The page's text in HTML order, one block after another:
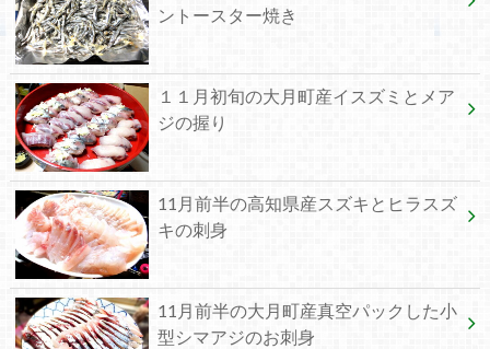
ントースター焼き
１１月初旬の大月町産イスズミとメア
ジの握り
11月前半の高知県産スズキとヒラスズ
キの刺身
11月前半の大月町産真空パックした小
型シマアジのお刺身